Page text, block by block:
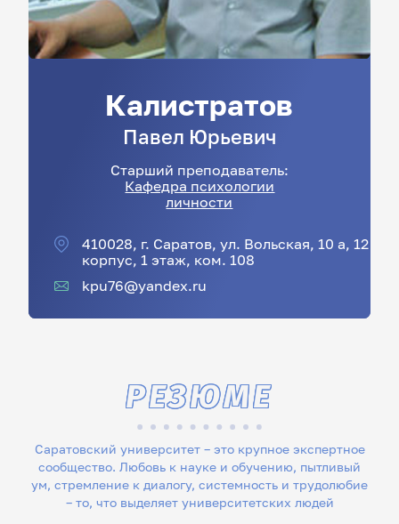
Калистратов
Павел Юрьевич
Старший преподаватель:
Кафедра психологии
личности
410028, г. Саратов, ул. Вольская, 10 а, 12
корпус, 1 этаж, ком. 108
kpu76@yandex.ru
Саратовский университет – это крупное экспертное
сообщество. Любовь к науке и обучению, пытливый
ум, стремление к диалогу, системность и трудолюбие
– то, что выделяет университетских людей
РЕЗЮМЕ